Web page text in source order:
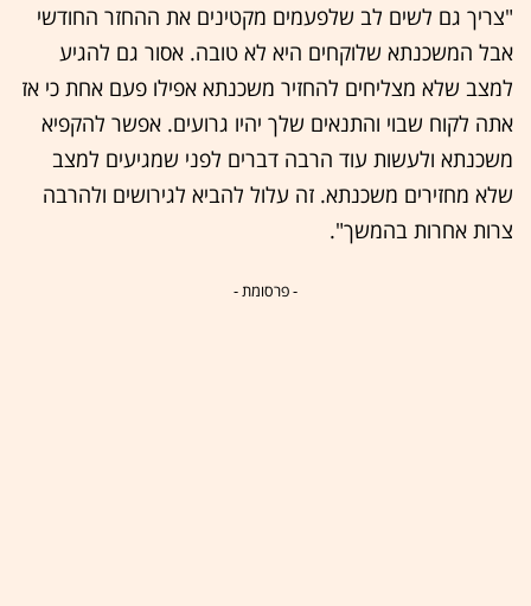
"צריך גם לשים לב שלפעמים מקטינים את ההחזר החודשי
אבל המשכנתא שלוקחים היא לא טובה. אסור גם להגיע
למצב שלא מצליחים להחזיר משכנתא אפילו פעם אחת כי אז
אתה לקוח שבוי והתנאים שלך יהיו גרועים. אפשר להקפיא
משכנתא ולעשות עוד הרבה דברים לפני שמגיעים למצב
שלא מחזירים משכנתא. זה עלול להביא לגירושים ולהרבה
צרות אחרות בהמשך".
- פרסומת -